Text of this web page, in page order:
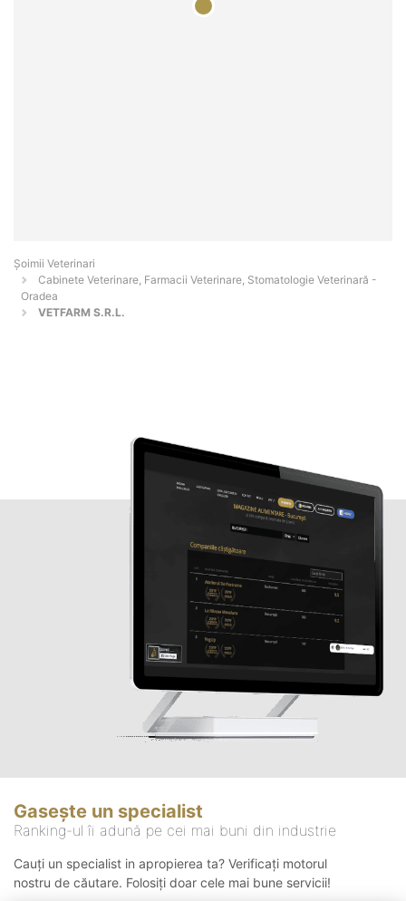
Șoimii Veterinari
Cabinete Veterinare, Farmacii Veterinare, Stomatologie Veterinară -
Oradea
VETFARM S.R.L.
Gasește un specialist
Ranking-ul îi adună pe cei mai buni din industrie
Cauți un specialist in apropierea ta? Verificați motorul
nostru de căutare. Folosiți doar cele mai bune servicii!